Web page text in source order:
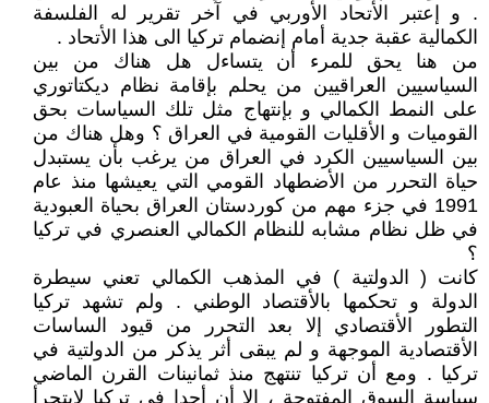
. و إعتبر الأتحاد الأوربي في آخر تقرير له الفلسفة
الكمالية عقبة جدية أمام إنضمام تركيا الى هذا الأتحاد .
من هنا يحق للمرء أن يتساءل هل هناك من بين
السياسيين العراقيين من يحلم بإقامة نظام ديكتاتوري
على النمط الكمالي و بإنتهاج مثل تلك السياسات بحق
القوميات و الأقليات القومية في العراق ؟ وهل هناك من
بين السياسيين الكرد في العراق من يرغب بأن يستبدل
حياة التحرر من الأضطهاد القومي التي يعيشها منذ عام
1991 في جزء مهم من كوردستان العراق بحياة العبودية
في ظل نظام مشابه للنظام الكمالي العنصري في تركيا
؟
كانت ( الدولتية ) في المذهب الكمالي تعني سيطرة
الدولة و تحكمها بالأقتصاد الوطني . ولم تشهد تركيا
التطور الأقتصادي إلا بعد التحرر من قيود الساسات
الأقتصادية الموجهة و لم يبقى أثر يذكر من الدولتية في
تركيا . ومع أن تركيا تنتهج منذ ثمانينات القرن الماضي
سياسة السوق المفتوحة ، إلا أن أحدا في تركيا لايتجرأ